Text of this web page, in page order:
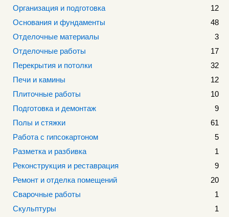
Организация и подготовка
12
Основания и фундаменты
48
Отделочные материалы
3
Отделочные работы
17
Перекрытия и потолки
32
Печи и камины
12
Плиточные работы
10
Подготовка и демонтаж
9
Полы и стяжки
61
Работа с гипсокартоном
5
Разметка и разбивка
1
Реконструкция и реставрация
9
Ремонт и отделка помещений
20
Сварочные работы
1
Скульптуры
1